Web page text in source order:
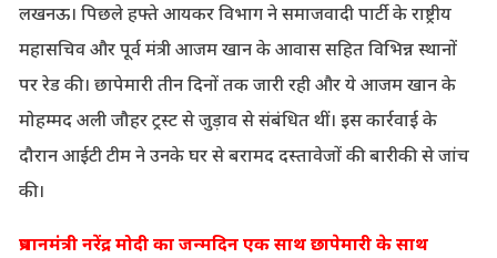
लखनऊ। पिछले हफ्ते आयकर विभाग ने समाजवादी पार्टी के राष्ट्रीय
महासचिव और पूर्व मंत्री आजम खान के आवास सहित विभिन्न स्थानों
पर रेड की। छापेमारी तीन दिनों तक जारी रही और ये आजम खान के
मोहम्मद अली जौहर ट्रस्ट से जुड़ाव से संबंधित थीं। इस कार्रवाई के
दौरान आईटी टीम ने उनके घर से बरामद दस्तावेजों की बारीकी से जांच
की।
प्रधानमंत्री नरेंद्र मोदी का जन्मदिन एक साथ छापेमारी के साथ